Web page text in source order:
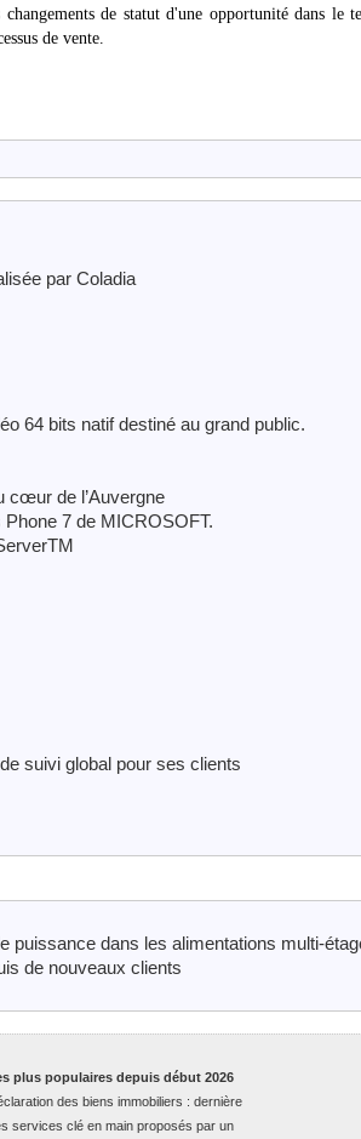
de statut d'une opportunité dans le
de vente.
par Coladia
64 bits natif destiné au grand public.
cœur de l’Auvergne
7 de MICROSOFT.
suivi global pour ses clients
puissance dans les alimentations multi-
de nouveaux clients
plus populaires depuis début 2026
des biens immobiliers : dernière
services clé en main proposés par un